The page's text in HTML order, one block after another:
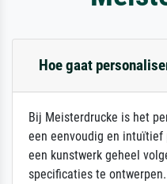
Hoe gaat
Bij Meisterdrucke is het
een eenvoudig en
een kunstwerk geheel
specificaties te